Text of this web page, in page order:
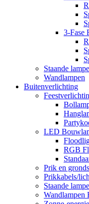
3-Fase
Staande
Wandlampen
Buitenverlichting
LED
RGB
Prik en
Prikkabels/
Staande
Wandlampen